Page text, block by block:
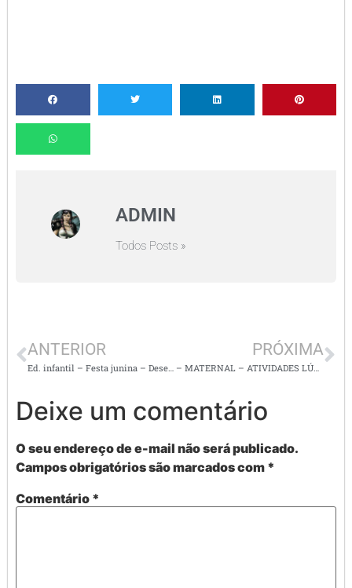
ADMIN
Todos Posts »
ANTERIOR PRÓXIMA
– MATERNAL – ATIVIDADES LÚDICAS ALINHADAS A BNCC
Deixe um comentário
O seu endereço de e-mail não será publicado.
Campos obrigatórios são marcados com *
Comentário *